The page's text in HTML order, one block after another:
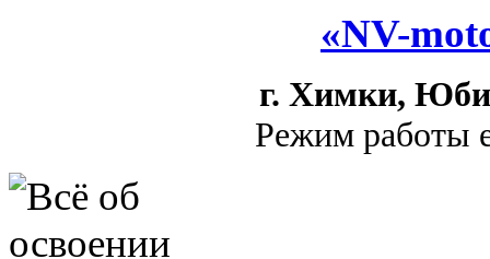
«NV-
г. Химки,
Режим работы